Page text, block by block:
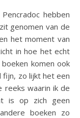
hebben
genomen van de
het moment van
in hoe het echt
komen ook
fijn, zo lijkt het een
reeks waarin ik de
is op zich geen
boeken zo